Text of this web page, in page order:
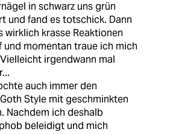
in schwarz uns grün
und fand es totschick. Dann
wirklich krasse Reaktionen
und momentan traue ich mich
irgendwann mal
auch immer den
Style mit geschminkten
Nachdem ich deshalb
beleidigt und mich